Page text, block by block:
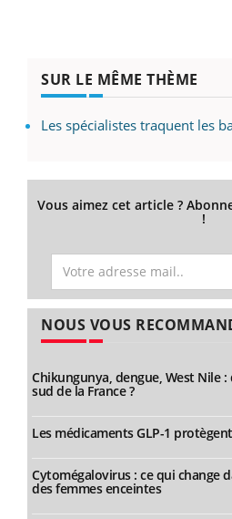
SUR LE MÊME THÈME
Les spécialistes traquent les
Vous aimez cet article ?
!
NOUS VOUS
Chikungunya, dengue, West Nile :
sud de la France ?
Les médicaments GLP-1
Cytomégalovirus : ce qui change
des femmes enceintes